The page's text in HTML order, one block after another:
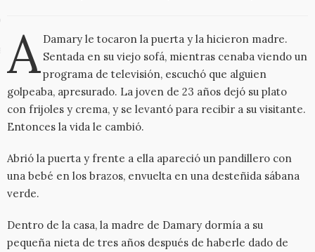
y privacidad
A Damary le tocaron la puerta y la hicieron madre.
Sentada en su viejo sofá, mientras cenaba viendo un
programa de televisión, escuchó que alguien
golpeaba, apresurado. La joven de 23 años dejó su plato
con frijoles y crema, y se levantó para recibir a su visitante.
Entonces la vida le cambió.
Abrió la puerta y frente a ella apareció un pandillero con
una bebé en los brazos, envuelta en una desteñida sábana
verde.
Dentro de la casa, la madre de Damary dormía a su
pequeña nieta de tres años después de haberle dado de